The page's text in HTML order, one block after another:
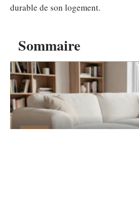
Sommaire
durable de son logement.